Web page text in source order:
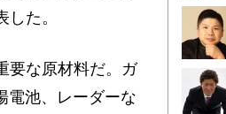
た。
要な原材料だ。ガ
電池、レーダーな